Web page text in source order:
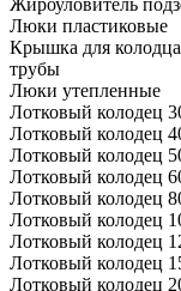
Жироуловитель
Люки пластиковые
Крышка для
трубы
Люки утепленные
Лотковый колодец
Лотковый колодец
Лотковый колодец
Лотковый колодец
Лотковый колодец
Лотковый колодец
Лотковый колодец
Лотковый колодец
Лотковый колодец